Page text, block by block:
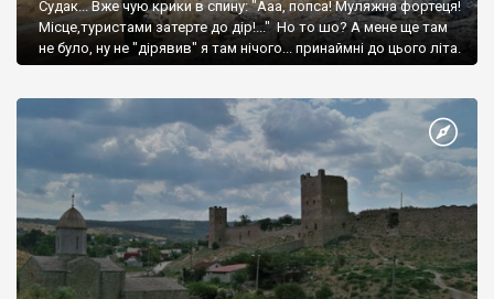
Судак... Вже чую крики в спину: "Ааа, попса! Муляжна фортеця!
Місце,туристами затерте до дір!..." Но то шо? А мене ще там
не було, ну не "дірявив" я там нічого... принаймні до цього літа.